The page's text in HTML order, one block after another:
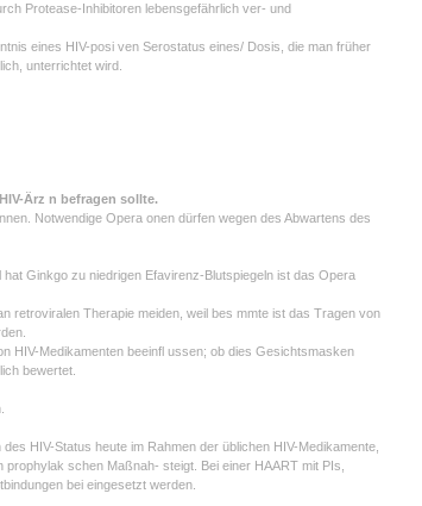
Protease-Inhibitoren lebensgefährlich ver- und
eines HIV-posi ven Serostatus eines/ Dosis, die man früher
unterrichtet wird.
Ärz n befragen sollte.
Notwendige Opera onen dürfen wegen des Abwartens des
Ginkgo zu niedrigen Efavirenz-Blutspiegeln ist das Opera
retroviralen Therapie meiden, weil bes mmte ist das Tragen von
HIV-Medikamenten beeinfl ussen; ob dies Gesichtsmasken
bewertet.
HIV-Status heute im Rahmen der üblichen HIV-Medikamente,
schen Maßnah- steigt. Bei einer HAART mit PIs,
bei eingesetzt werden.